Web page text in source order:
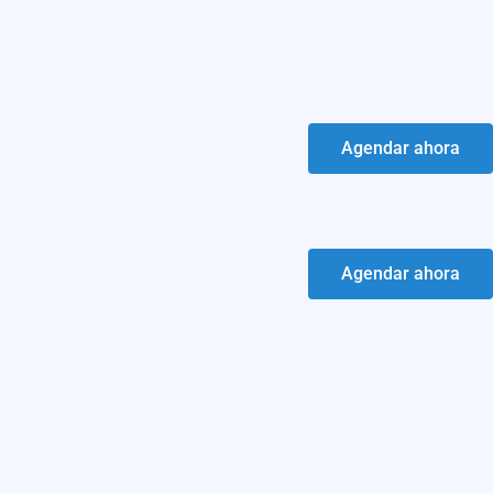
Agendar ahora
Agendar ahora